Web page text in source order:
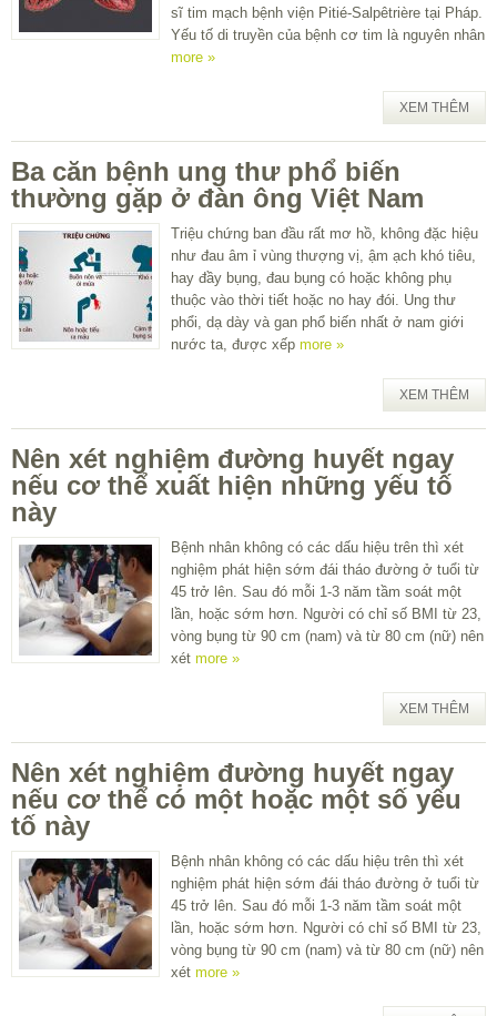
sĩ tim mạch bệnh viện Pitié-Salpêtrière tại Pháp.
Yếu tố di truyền của bệnh cơ tim là nguyên nhân
more »
XEM THÊM
Ba căn bệnh ung thư phổ biến
thường gặp ở đàn ông Việt Nam
Triệu chứng ban đầu rất mơ hồ, không đặc hiệu
như đau âm ỉ vùng thượng vị, ậm ạch khó tiêu,
hay đầy bụng, đau bụng có hoặc không phụ
thuộc vào thời tiết hoặc no hay đói. Ung thư
phổi, dạ dày và gan phổ biến nhất ở nam giới
nước ta, được xếp more »
XEM THÊM
Nên xét nghiệm đường huyết ngay
nếu cơ thể xuất hiện những yếu tố
này
Bệnh nhân không có các dấu hiệu trên thì xét
nghiệm phát hiện sớm đái tháo đường ở tuổi từ
45 trở lên. Sau đó mỗi 1-3 năm tầm soát một
lần, hoặc sớm hơn. Người có chỉ số BMI từ 23,
vòng bụng từ 90 cm (nam) và từ 80 cm (nữ) nên
xét more »
XEM THÊM
Nên xét nghiệm đường huyết ngay
nếu cơ thể có một hoặc một số yếu
tố này
Bệnh nhân không có các dấu hiệu trên thì xét
nghiệm phát hiện sớm đái tháo đường ở tuổi từ
45 trở lên. Sau đó mỗi 1-3 năm tầm soát một
lần, hoặc sớm hơn. Người có chỉ số BMI từ 23,
vòng bụng từ 90 cm (nam) và từ 80 cm (nữ) nên
xét more »